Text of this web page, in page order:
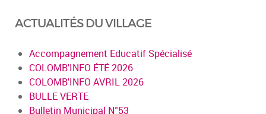
ACTUALITÉS DU VILLAGE
Accompagnement Educatif Spécialisé
COLOMB'INFO ÉTÉ 2026
COLOMB'INFO AVRIL 2026
BULLE VERTE
Bulletin Municipal N°53